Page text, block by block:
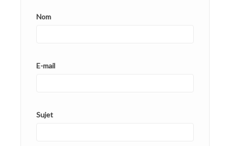
Nom
E-mail
Sujet